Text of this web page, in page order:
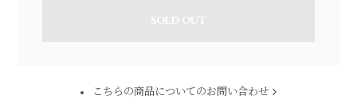
SOLD OUT
こちらの商品についてのお問い合わせ